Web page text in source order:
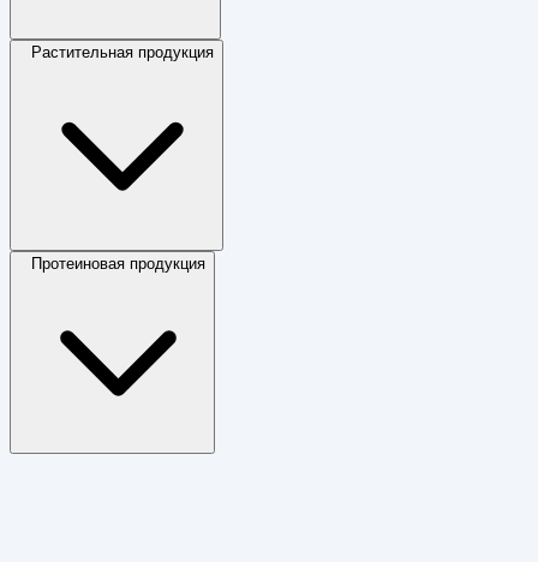
Растительная продукция
Протеиновая продукция